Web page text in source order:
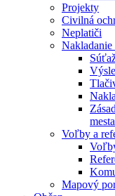
Projekty
Civilná
Neplatiči
Nakladanie
Voľby a
Mapový